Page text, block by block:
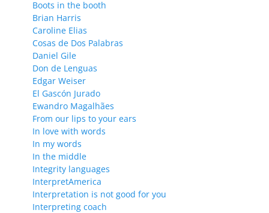
Boots in the booth
Brian Harris
Caroline Elias
Cosas de Dos Palabras
Daniel Gile
Don de Lenguas
Edgar Weiser
El Gascón Jurado
Ewandro Magalhães
From our lips to your ears
In love with words
In my words
In the middle
Integrity languages
InterpretAmerica
Interpretation is not good for you
Interpreting coach